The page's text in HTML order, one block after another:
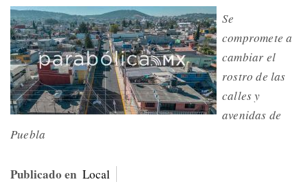
Se
compromete a
cambiar el
rostro de las
calles y
avenidas de
Puebla
Publicado en Local